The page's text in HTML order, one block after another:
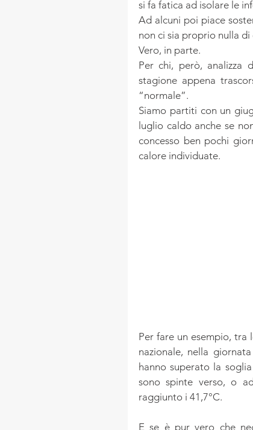
si fa fatica ad isolare le
Ad alcuni poi piace
non ci sia proprio nulla di
Vero, in parte.
Per chi, però, analizza
stagione appena
“normale”.
Siamo partiti con un
luglio caldo anche se
concesso ben pochi
calore individuate.
Per fare un esempio,
nazionale, nella
hanno superato la
sono spinte verso, o
raggiunto i 41,7°C.
E se è pur vero che